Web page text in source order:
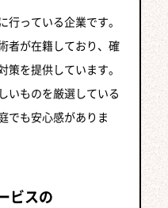
っている企業です。
者が在籍しており、確
を提供しています。
いものを厳選している
でも安心感がありま
ビスの